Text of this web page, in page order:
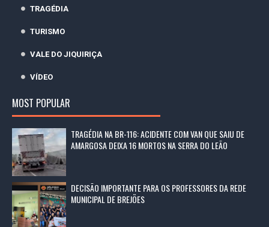
TRAGÉDIA
TURISMO
VALE DO JIQUIRIÇA
VÍDEO
MOST POPULAR
TRAGÉDIA NA BR-116: ACIDENTE COM VAN QUE SAIU DE
AMARGOSA DEIXA 16 MORTOS NA SERRA DO LEÃO
DECISÃO IMPORTANTE PARA OS PROFESSORES DA REDE
MUNICIPAL DE BREJÕES